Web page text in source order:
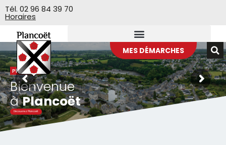
Veuillez
noter
site
Web
comprend
un
système
d'accessibilité.
Tél. 02 96 84 39 70
Horaires
MES DÉMARCHES
Plancoët
Bienvenue
àPlancoët
Découvrez Plancoët